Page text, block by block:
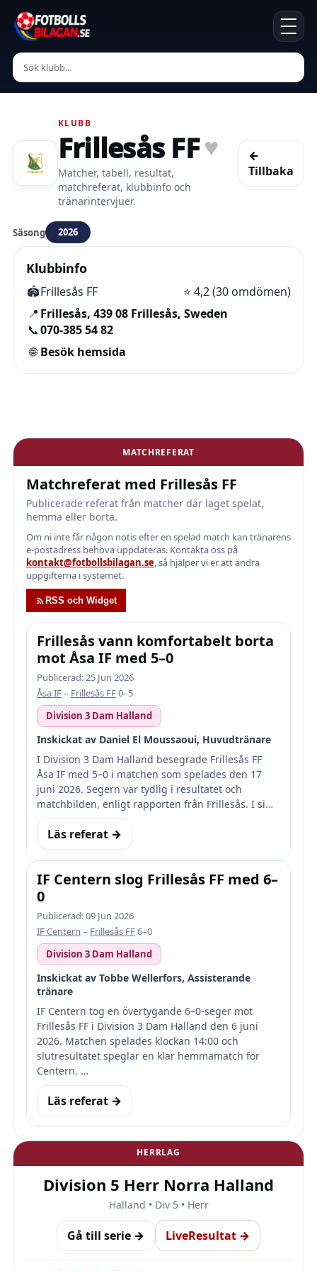
KLUBB
Frillesås FF♥
Matcher, tabell, resultat,
matchreferat, klubbinfo och
tränarintervjuer.
←
Tillbaka
Säsong 2026
Klubbinfo
🏟️Frillesås FF ⭐ 4,2 (30 omdömen)
📍 Frillesås, 439 08 Frillesås, Sweden
📞070-385 54 82
🌐 Besök hemsida
MATCHREFERAT
Matchreferat med Frillesås FF
Publicerade referat från matcher där laget spelat,
hemma eller borta.
Om ni inte får någon notis efter en spelad match kan tränarens
e-postadress behöva uppdateras. Kontakta oss på
kontakt@fotbollsbilagan.se, så hjälper vi er att ändra
uppgifterna i systemet.
RSS och Widget
Frillesås vann komfortabelt borta
mot Åsa IF med 5–0
Publicerad: 25 Jun 2026
Åsa IF– Frillesås FF0–5
Division 3 Dam Halland
Inskickat av Daniel El Moussaoui, Huvudtränare
I Division 3 Dam Halland besegrade Frillesås FF
Åsa IF med 5–0 i matchen som spelades den 17
juni 2026. Segern var tydlig i resultatet och
matchbilden, enligt rapporten från Frillesås. I si…
Läs referat →
IF Centern slog Frillesås FF med 6–
0
Publicerad: 09 Jun 2026
IF Centern – Frillesås FF6–0
Division 3 Dam Halland
Inskickat av Tobbe Wellerfors, Assisterande
tränare
IF Centern tog en övertygande 6–0-seger mot
Frillesås FF i Division 3 Dam Halland den 6 juni
2026. Matchen spelades klockan 14:00 och
slutresultatet speglar en klar hemmamatch för
Centern. …
Läs referat →
HERRLAG
Division 5 Herr Norra Halland
Halland • Div 5 • Herr
Gå till serie → LiveResultat →